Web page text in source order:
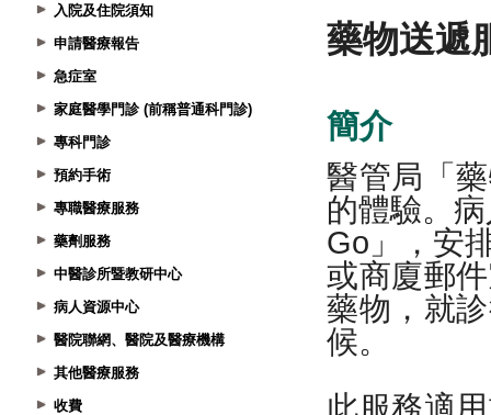
入院及住院須知
申請醫療報告
急症室
家庭醫學門診 (前稱普通科門診)
專科門診
預約手術
專職醫療服務
藥劑服務
中醫診所暨教研中心
病人資源中心
醫院聯網、醫院及醫療機構
其他醫療服務
收費